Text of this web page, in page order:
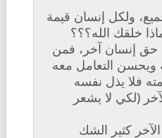
ولكل إنسان قيمة
خلقك الله؟؟؟
حق إنسان آخر، فمن
ويحسن التعامل معه
فلا يذل نفسه
(لكي لا يشعر
كثير الشك